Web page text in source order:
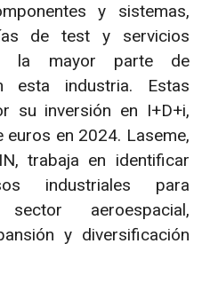
y sistemas,
de test y servicios
la mayor parte de
esta industria. Estas
su inversión en I+D+i,
en 2024. Laseme,
trabaja en identificar
industriales para
aeroespacial,
y diversificación